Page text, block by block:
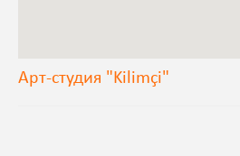
Арт-студия "Kilimçi"